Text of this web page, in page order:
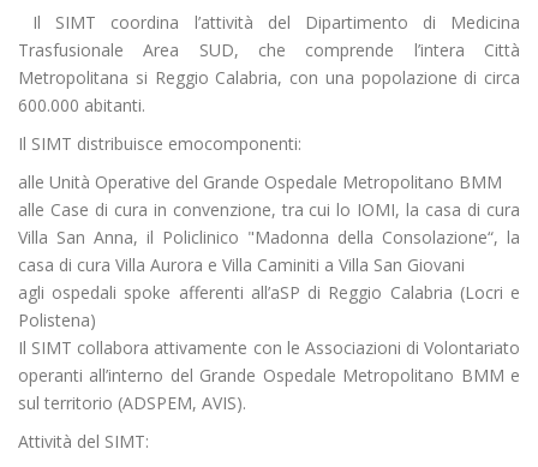
Il SIMT coordina l’attività del Dipartimento di Medicina
Trasfusionale Area SUD, che comprende l’intera Città
Metropolitana si Reggio Calabria, con una popolazione di circa
600.000 abitanti.
Il SIMT distribuisce emocomponenti:
alle Unità Operative del Grande Ospedale Metropolitano BMM
alle Case di cura in convenzione, tra cui lo IOMI, la casa di cura
Villa San Anna, il Policlinico "Madonna della Consolazione“, la
casa di cura Villa Aurora e Villa Caminiti a Villa San Giovani
agli ospedali spoke afferenti all’aSP di Reggio Calabria (Locri e
Polistena)
Il SIMT collabora attivamente con le Associazioni di Volontariato
operanti all’interno del Grande Ospedale Metropolitano BMM e
sul territorio (ADSPEM, AVIS).
Attività del SIMT: